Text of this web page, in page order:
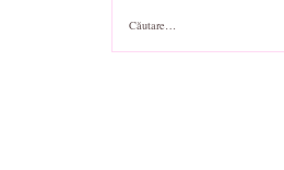
Caută
după: